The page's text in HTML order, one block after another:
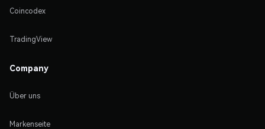
Coincodex
TradingView
Company
Über uns
Markenseite